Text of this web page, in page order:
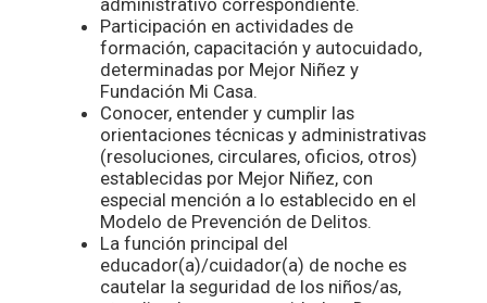
Participación en actividades de
formación, capacitación y autocuidado,
determinadas por Mejor Niñez y
Fundación Mi Casa.
Conocer, entender y cumplir las
orientaciones técnicas y administrativas
(resoluciones, circulares, oficios, otros)
establecidas por Mejor Niñez, con
especial mención a lo establecido en el
Modelo de Prevención de Delitos.
La función principal del
educador(a)/cuidador(a) de noche es
cautelar la seguridad de los niños/as,